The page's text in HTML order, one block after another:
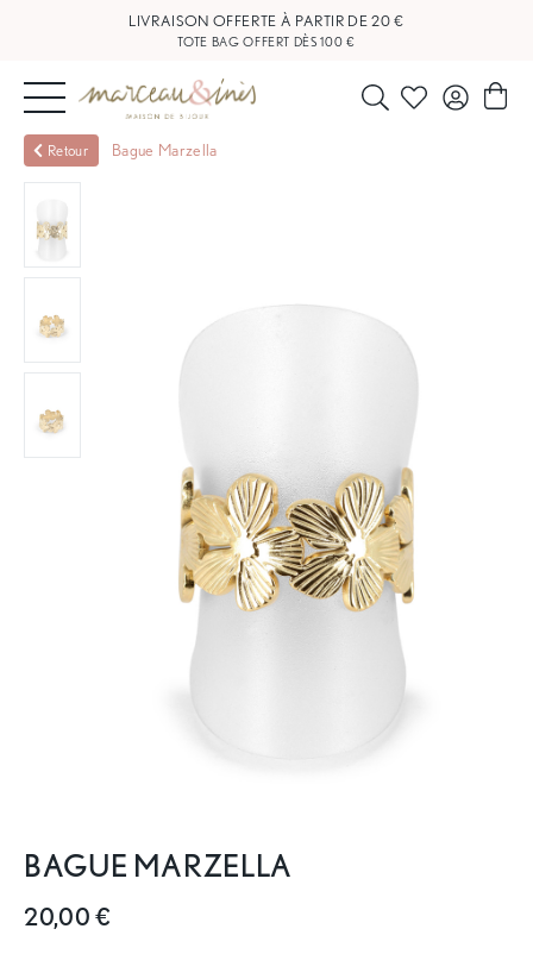
LIVRAISON OFFERTE À PARTIR DE 20 €
TOTE BAG OFFERT DÈS 100 €
NOUVEAUTÉS
OUTLET
NOS
Retour Bague Marzella
BAGUE MARZELLA
20,00 €